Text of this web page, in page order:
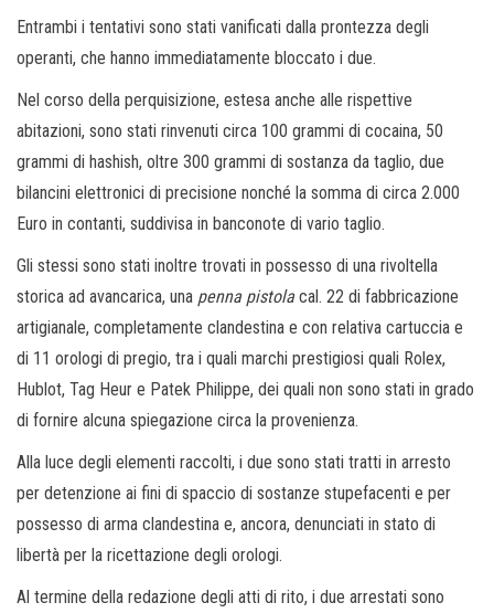
Entrambi i tentativi sono stati vanificati dalla prontezza degli
operanti, che hanno immediatamente bloccato i due.
Nel corso della perquisizione, estesa anche alle rispettive
abitazioni, sono stati rinvenuti circa 100 grammi di cocaina, 50
grammi di hashish, oltre 300 grammi di sostanza da taglio, due
bilancini elettronici di precisione nonché la somma di circa 2.000
Euro in contanti, suddivisa in banconote di vario taglio.
Gli stessi sono stati inoltre trovati in possesso di una rivoltella
storica ad avancarica, una penna pistolacal. 22 di fabbricazione
artigianale, completamente clandestina e con relativa cartuccia e
di 11 orologi di pregio, tra i quali marchi prestigiosi quali Rolex,
Hublot, Tag Heur e Patek Philippe, dei quali non sono stati in grado
di fornire alcuna spiegazione circa la provenienza.
Alla luce degli elementi raccolti, i due sono stati tratti in arresto
per detenzione ai fini di spaccio di sostanze stupefacenti e per
possesso di arma clandestina e, ancora, denunciati in stato di
libertà per la ricettazione degli orologi.
Al termine della redazione degli atti di rito, i due arrestati sono